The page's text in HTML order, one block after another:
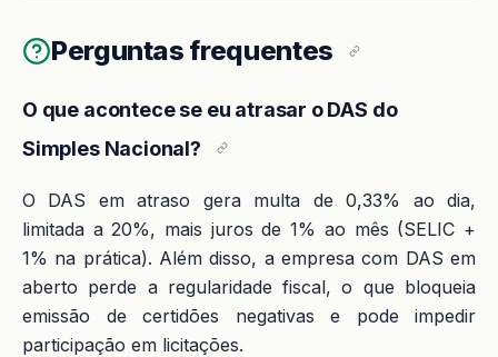
Perguntas frequentes
O que acontece se eu atrasar o DAS do
Simples Nacional?
O DAS em atraso gera multa de 0,33% ao dia,
limitada a 20%, mais juros de 1% ao mês (SELIC +
1% na prática). Além disso, a empresa com DAS em
aberto perde a regularidade fiscal, o que bloqueia
emissão de certidões negativas e pode impedir
participação em licitações.